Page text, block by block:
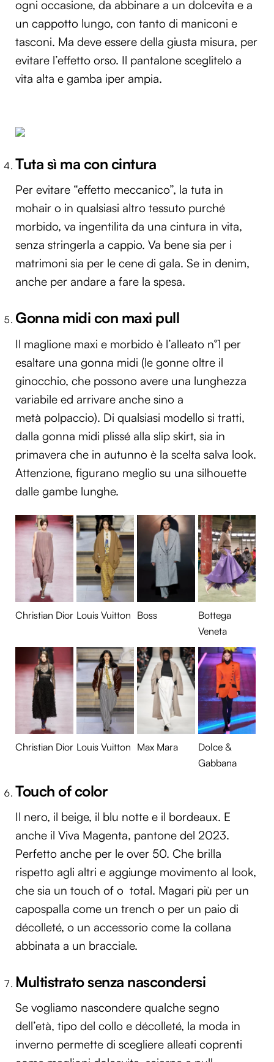
ogni occasione, da abbinare a un dolcevita e a
un cappotto lungo, con tanto di maniconi e
tasconi. Ma deve essere della giusta misura, per
evitare l’effetto orso. Il pantalone sceglitelo a
vita alta e gamba iper ampia.
Tuta sì ma con cintura
Per evitare “effetto meccanico”, la tuta in
mohair o in qualsiasi altro tessuto purché
morbido, va ingentilita da una cintura in vita,
senza stringerla a cappio. Va bene sia per i
matrimoni sia per le cene di gala. Se in denim,
anche per andare a fare la spesa.
Gonna midi con maxi pull
Il maglione maxi e morbido è l’alleato n°1 per
esaltare una gonna midi (le gonne oltre il
ginocchio, che possono avere una lunghezza
variabile ed arrivare anche sino a
metà polpaccio). Di qualsiasi modello si tratti,
dalla gonna midi plissé alla slip skirt, sia in
primavera che in autunno è la scelta salva look.
Attenzione, figurano meglio su una silhouette
dalle gambe lunghe.
Christian Dior Louis Vuitton Boss
Bottega
Veneta
Christian Dior Louis Vuitton Max Mara
Dolce &
Gabbana
Touch of color
Il nero, il beige, il blu notte e il bordeaux. E
anche il Viva Magenta, pantone del 2023.
Perfetto anche per le over 50. Che brilla
rispetto agli altri e aggiunge movimento al look,
che sia un touch of o total. Magari più per un
capospalla come un trench o per un paio di
décolleté, o un accessorio come la collana
abbinata a un bracciale.
Multistrato senza nascondersi
Se vogliamo nascondere qualche segno
dell’età, tipo del collo e décolleté, la moda in
inverno permette di scegliere alleati coprenti